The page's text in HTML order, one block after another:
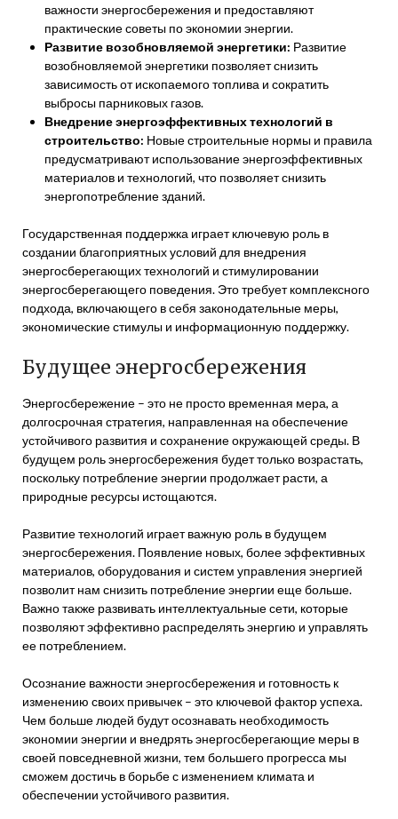
важности энергосбережения и предоставляют
практические советы по экономии энергии.
Развитие возобновляемой энергетики: Развитие
возобновляемой энергетики позволяет снизить
зависимость от ископаемого топлива и сократить
выбросы парниковых газов.
Внедрение энергоэффективных технологий в
строительство: Новые строительные нормы и правила
предусматривают использование энергоэффективных
материалов и технологий, что позволяет снизить
энергопотребление зданий.
Государственная поддержка играет ключевую роль в
создании благоприятных условий для внедрения
энергосберегающих технологий и стимулировании
энергосберегающего поведения. Это требует комплексного
подхода, включающего в себя законодательные меры,
экономические стимулы и информационную поддержку.
Будущее энергосбережения
Энергосбережение – это не просто временная мера, а
долгосрочная стратегия, направленная на обеспечение
устойчивого развития и сохранение окружающей среды. В
будущем роль энергосбережения будет только возрастать,
поскольку потребление энергии продолжает расти, а
природные ресурсы истощаются.
Развитие технологий играет важную роль в будущем
энергосбережения. Появление новых, более эффективных
материалов, оборудования и систем управления энергией
позволит нам снизить потребление энергии еще больше.
Важно также развивать интеллектуальные сети, которые
позволяют эффективно распределять энергию и управлять
ее потреблением.
Осознание важности энергосбережения и готовность к
изменению своих привычек – это ключевой фактор успеха.
Чем больше людей будут осознавать необходимость
экономии энергии и внедрять энергосберегающие меры в
своей повседневной жизни, тем большего прогресса мы
сможем достичь в борьбе с изменением климата и
обеспечении устойчивого развития.